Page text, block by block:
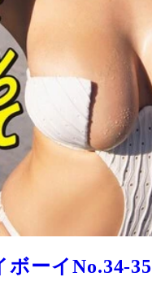
ボーイNo.34-35